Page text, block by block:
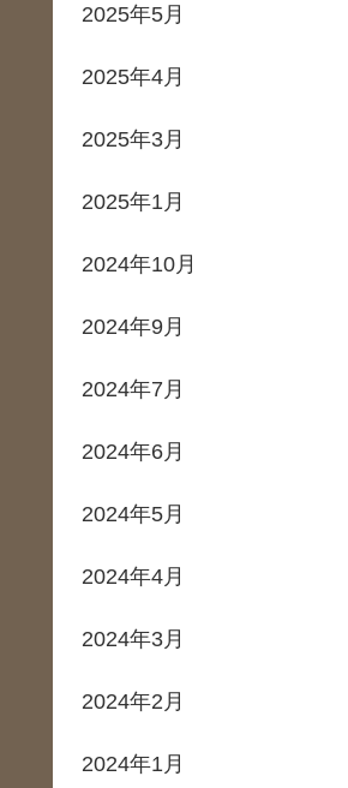
2025年5月
2025年4月
2025年3月
2025年1月
2024年10月
2024年9月
2024年7月
2024年6月
2024年5月
2024年4月
2024年3月
2024年2月
2024年1月